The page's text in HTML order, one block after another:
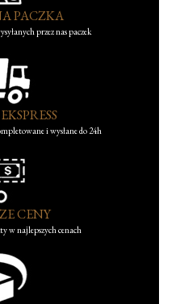
PACZKA
przez nas paczek
i wysłane do 24h
CENY
w najlepszych cenach